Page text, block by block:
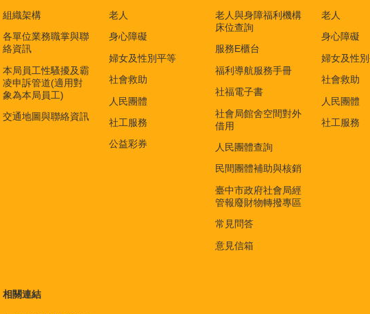
組織架構
各單位業務職掌與聯
絡資訊
本局員工性騷擾及霸
凌申訴管道(適用對
象為本局員工)
交通地圖與聯絡資訊
老人
身心障礙
婦女及性別平等
社會救助
人民團體
社工服務
公益彩券
老人與身障福利機構
床位查詢
服務E櫃台
福利導航服務手冊
社福電子書
社會局館舍空間對外
借用
人民團體查詢
民間團體補助與核銷
臺中市政府社會局經
管報廢財物轉撥專區
常見問答
意見信箱
老人
身心障礙
婦女及性
社會救助
人民團體
社工服務
相關連結